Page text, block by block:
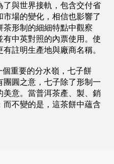
與世界接軌，包含交付省
場的變化，相信也影響了
形制的細細特點中觀察
中英對照的內票使用。使
註明生產地與廠商名稱。
個重要的分水嶺，七子餅
圓之意，七子除了形制一
意。當普洱茶產、製、銷
不變的是，這茶餅中蘊含